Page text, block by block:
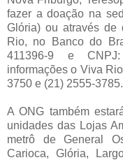
fazer a doação na
Glória) ou através de
Rio, no Banco do
411396-9 e
informações o Viva
3750 e (21) 2555-3785.
A ONG também
unidades das Lojas
metrô de General
Carioca, Glória,